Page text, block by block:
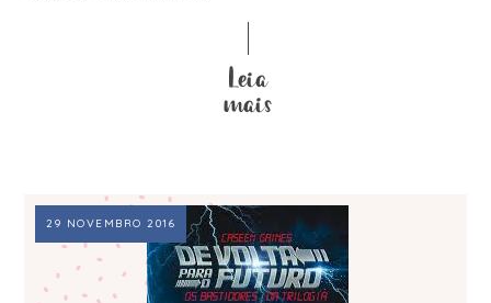
29 NOVEMBRO 2016